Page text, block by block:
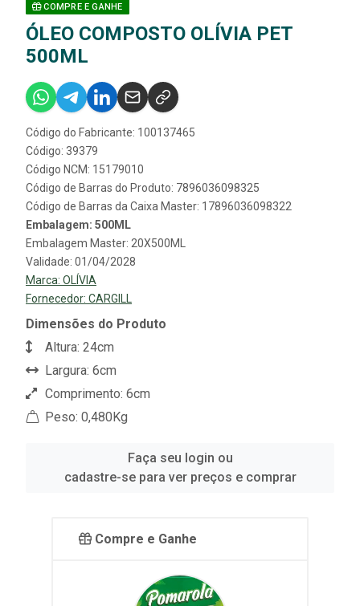
COMPRE E GANHE
ÓLEO COMPOSTO OLÍVIA PET
500ML
Código do Fabricante: 100137465
Código: 39379
Código NCM: 15179010
Código de Barras do Produto: 7896036098325
Código de Barras da Caixa Master: 17896036098322
Embalagem: 500ML
Embalagem Master: 20X500ML
Validade: 01/04/2028
Marca: OLÍVIA
Fornecedor: CARGILL
Dimensões do Produto
Altura: 24cm
Largura: 6cm
Comprimento: 6cm
Peso: 0,480Kg
Faça seu login ou
cadastre-se para ver preços e comprar
Compre e Ganhe